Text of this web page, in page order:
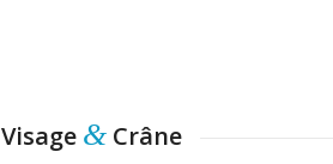
Visage &Crâne